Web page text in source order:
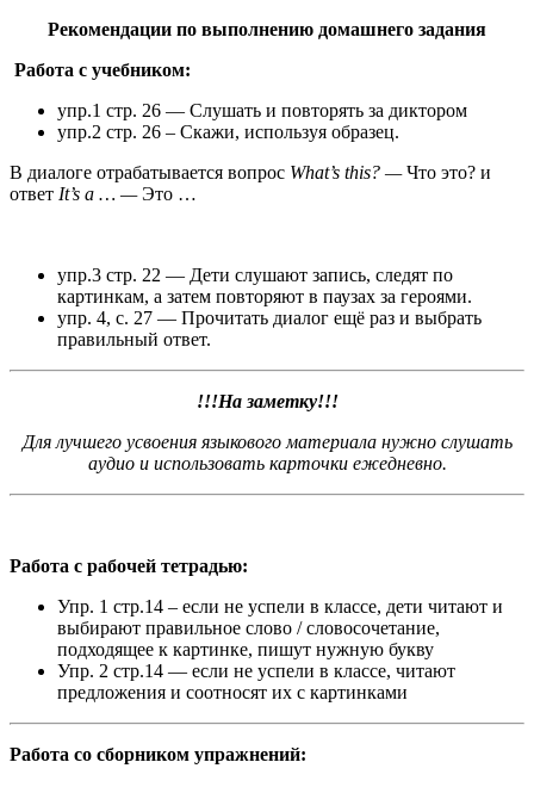
Рекомендации по выполнению домашнего задания
Работа с учебником:
упр.1 стр. 26 — Слушать и повторять за диктором
упр.2 стр. 26 – Скажи, используя образец.
В диалоге отрабатывается вопрос What’s this? —Что это? и
ответ It’s a … —Это …
упр.3 стр. 22 — Дети слушают запись, следят по
картинкам, а затем повторяют в паузах за героями.
упр. 4, с. 27 — Прочитать диалог ещё раз и выбрать
правильный ответ.
!!!На заметку!!!
Для лучшего усвоения языкового материала нужно слушать
аудио и использовать карточки ежедневно.
Работа с рабочей тетрадью:
Упр. 1 стр.14 – если не успели в классе, дети читают и
выбирают правильное слово / словосочетание,
подходящее к картинке, пишут нужную букву
Упр. 2 стр.14 — если не успели в классе, читают
предложения и соотносят их с картинками
Работа со сборником упражнений: